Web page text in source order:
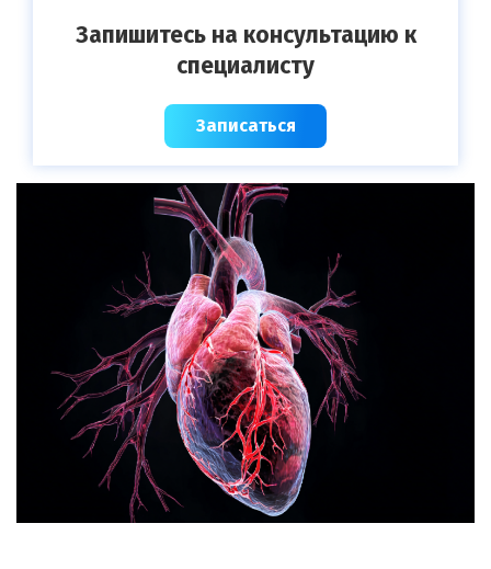
Запишитесь на консультацию к
специалисту
Записаться